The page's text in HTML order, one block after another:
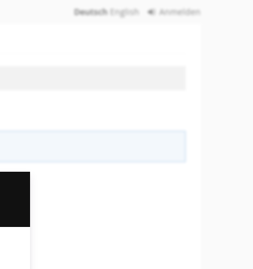
Deutsch English Anmelden